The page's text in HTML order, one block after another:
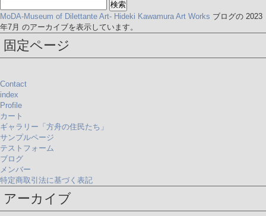
索:
MoDA-Museum of Dilettante Art- Hideki Kawamura Art Works ブログの 2023
年7月 のアーカイブを表示しています。
固定ページ
Contact
index
Profile
カート
ギャラリー「方舟の住民たち」
サンプルページ
テストフォーム
ブログ
メンバー
特定商取引法に基づく表記
アーカイブ